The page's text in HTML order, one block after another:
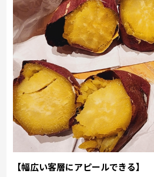
【幅広い客層にアピールできる】